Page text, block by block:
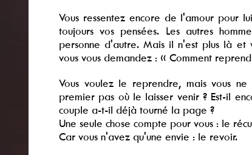
Vous ressentez encore de l'amour pour
toujours vos pensées. Les autres
personne d'autre. Mais il n'est plus là et
vous vous demandez : « Comment
Vous voulez le reprendre, mais vous
premier pas où le laisser venir ? Est-il
couple a-t-il déjà tourné la page ?
Une seule chose compte pour vous : le
Car vous n'avez qu'une envie : le revoir.